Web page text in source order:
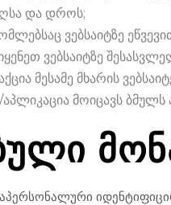
და დროს;
ვებსაიტზე
ვებსაიტზე
მესამე მხარის
მოიცავს ბმულს